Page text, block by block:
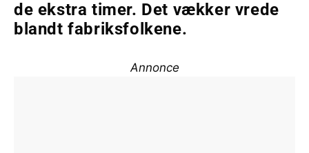
de ekstra timer. Det vækker vrede
blandt fabriksfolkene.
Annonce